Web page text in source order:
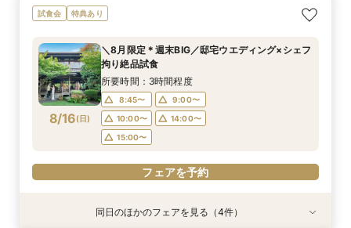
8/15(土)
【2時間30分/試食無】お見積りまでご案内★レ
ギュラー相談会
9:00〜
11:00〜
14:00〜
15:00〜
フェアを予約
8/15(土)
【6名からOK♪】少人数婚プラン相談会◆豪華試
食付きフェア！
9:00〜
11:00〜
13:00〜
14:00〜
フェアを予約
8/15(土)
〈土日祝限定♪〉☆ガーデンウェディング×感動
挙式体感ツアー☆
9:00〜
11:00〜
14:00〜
15:00〜
フェアを予約
8/15(土)
週末限定≪気軽に参加☆≫90分でショート相談
会【特典付き♪】
9:00〜
15:00〜
16:00〜
18:00〜
フェアを予約
試食会 特典あり
8/16(日)
＼8月限定＊週末BIG／邸宅ウエディング×シェフ
拘り絶品試食
所要時間：3時間程度
8:45〜
9:00〜
10:00〜
14:00〜
15:00〜
フェアを予約
特典あり同日のほかのフェアを見る（4件）